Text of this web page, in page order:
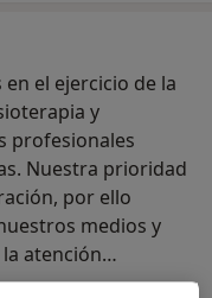
el ejercicio de la
y
profesionales
Nuestra prioridad
por ello
medios y
atención
identidad.